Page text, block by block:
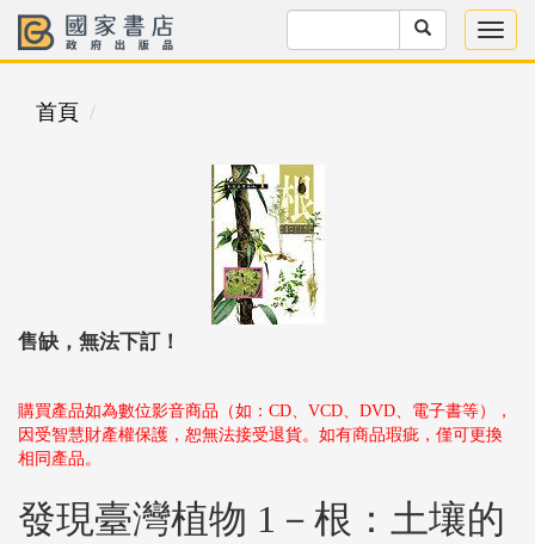
首頁
售缺，無法下訂！
購買產品如為數位影音商品（如：CD、VCD、DVD、電子書等），
因受智慧財產權保護，恕無法接受退貨。如有商品瑕疵，僅可更換
相同產品。
發現臺灣植物 1－根：土壤的